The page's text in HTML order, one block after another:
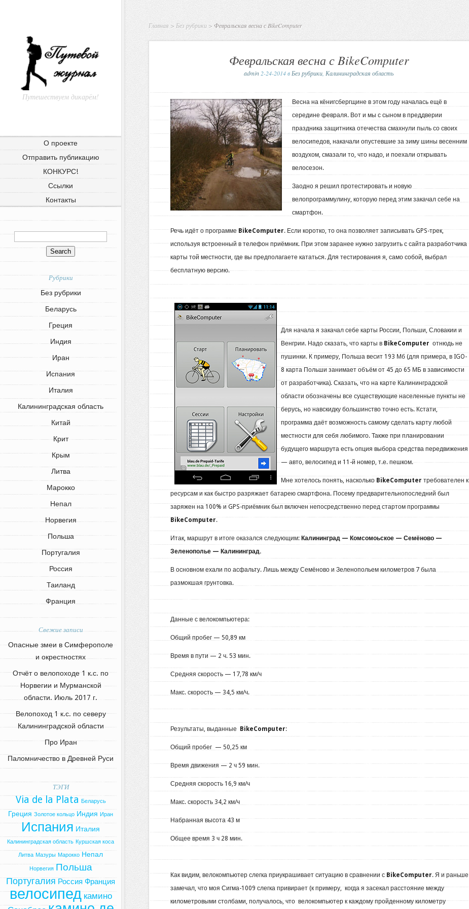
Путешествуем дикарём!
О проекте
Отправить публикацию
КОНКУРС!
Ссылки
Контакты
Рубрики
Без рубрики
Беларусь
Греция
Индия
Иран
Испания
Италия
Калининградская область
Китай
Крит
Крым
Литва
Марокко
Непал
Норвегия
Польша
Португалия
Россия
Таиланд
Франция
Свежие записи
Опасные змеи в Симферополе
и окрестностях
Отчёт о велопоходе 1 к.с. по
Норвегии и Мурманской
области. Июль 2017 г.
Велопоход 1 к.с. по северу
Калининградской области
Про Иран
Паломничество в Древней Руси
ТЭГИ
Via de la Plata Беларусь
Греция Золотое кольцо Индия Иран
Испания Италия
Калининградская область Куршская коса
Литва Мазуры Марокко Непал
Норвегия Польша
Португалия Россия Франция
велосипед камино
Главная > Без рубрики > Февральская весна с BikeComputer
Февральская весна с BikeComputer
admin 2-24-2014 в Без рубрики Калининградская область
Весна на кёнигсбергщине в этом году началась ещё в
середине февраля. Вот и мы с сыном в преддверии
праздника защитника отечества смахнули пыль со своих
велосипедов, накачали опустевшие за зиму шины весенним
воздухом, смазали то, что надо, и поехали открывать
велосезон.
Заодно я решил протестировать и новую
велопрограммулину, которую перед этим закачал себе на
смартфон.
Речь идёт о программе BikeComputer. Если коротко, то она позволяет записывать GPS-трек,
используя встроенный в телефон приёмник. При этом заранее нужно загрузить с сайта разработчика
карты той местности, где вы предполагаете кататься. Для тестирования я, само собой, выбрал
бесплатную версию.
Для начала я закачал себе карты России, Польши, Словакии и
Венгрии. Надо сказать, что карты в BikeComputer отнюдь не
пушинки. К примеру, Польша весит 193 Мб (для примера, в IGO-
8 карта Польши занимает объём от 45 до 65 МБ в зависимости
от разработчика). Сказать, что на карте Калининградской
области обозначены все существующие населенные пункты не
берусь, но навскидку большинство точно есть. Кстати,
программа даёт возможность самому сделать карту любой
местности для себя любимого. Также при планировании
будущего маршрута есть опция выбора средства передвижения
— авто, велосипед и 11-й номер, т.е. пешком.
Мне хотелось понять, насколько BikeComputer требователен к
ресурсам и как быстро разряжает батарею смартфона. Посему предварительнопоследний был
заряжен на 100% и GPS-приёмник был включен непосредственно перед стартом программы
BikeComputer.
Итак, маршрут в итоге оказался следующим: Калининград — Комсомоьское — Семёново —
Зеленополье — Калининград.
В основном ехали по асфальту. Лишь между Семёново и Зеленопольем километров 7 была
размокшая грунтовка.
Данные с велокомпьютера:
Общий пробег — 50,89 км
Время в пути — 2 ч. 53 мин.
Средняя скорость — 17,78 км/ч
Макс. скорость — 34,5 км/ч.
Результаты, выданные BikeComputer:
Общий пробег — 50,25 км
Время движения — 2 ч 59 мин.
Средняя скорость 16,9 км/ч
Макс. скорость 34,2 км/ч
Набранная высота 43 м
Общее время 3 ч 28 мин.
Как видим, велокомпьютер слегка приукрашивает ситуацию в сравнении с BikeComputer. Я и раньше
замечал, что моя Сигма-1009 слегка привирает (к примеру, когда я засекал расстояние между
километровыми столбами, получалось, что велокомпьютер к каждому пройденному километру